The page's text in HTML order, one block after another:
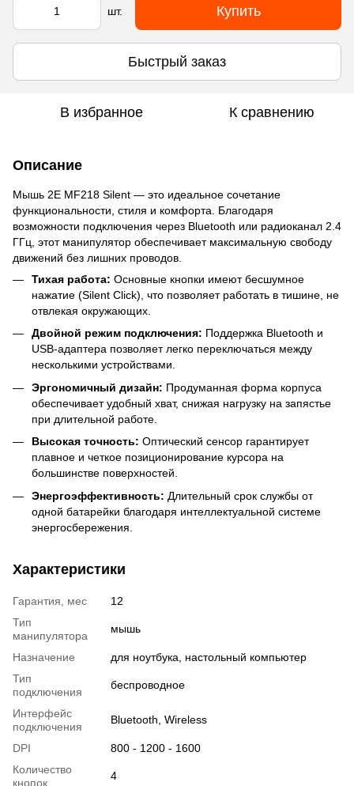
шт. Купить
Быстрый заказ
В избранное К сравнению
Описание
Мышь 2E MF218 Silent — это идеальное сочетание
функциональности, стиля и комфорта. Благодаря
возможности подключения через Bluetooth или радиоканал 2.4
ГГц, этот манипулятор обеспечивает максимальную свободу
движений без лишних проводов.
Тихая работа: Основные кнопки имеют бесшумное
нажатие (Silent Click), что позволяет работать в тишине, не
отвлекая окружающих.
Двойной режим подключения: Поддержка Bluetooth и
USB-адаптера позволяет легко переключаться между
несколькими устройствами.
Эргономичный дизайн: Продуманная форма корпуса
обеспечивает удобный хват, снижая нагрузку на запястье
при длительной работе.
Высокая точность: Оптический сенсор гарантирует
плавное и четкое позиционирование курсора на
большинстве поверхностей.
Энергоэффективность: Длительный срок службы от
одной батарейки благодаря интеллектуальной системе
энергосбережения.
Характеристики
Гарантия, мес
12
Тип
манипулятора
мышь
Назначение
для ноутбука, настольный компьютер
Тип
подключения
беспроводное
Интерфейс
подключения
Bluetooth, Wireless
DPI
800 - 1200 - 1600
Количество
кнопок
4